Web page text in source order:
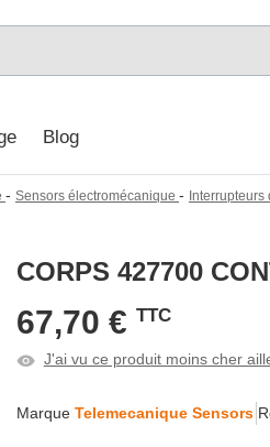
Blog
- Sensors électromécanique - Interrupteurs
CORPS 427700
67,70 € TTC
J'ai vu ce produit moins cher
Marque Telemecanique Sensors